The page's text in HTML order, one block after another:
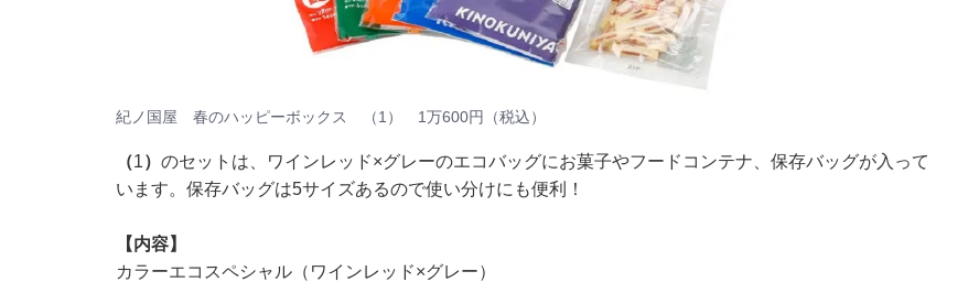
紀ノ国屋 春のハッピーボックス （1） 1万600円（税込）
（1） のセットは、ワインレッド×グレーのエコバッグにお菓子やフードコンテナ、保存バッグが入って
います。保存バッグは5サイズあるので使い分けにも便利！
【内容】
カラーエコスペシャル（ワインレッド×グレー）